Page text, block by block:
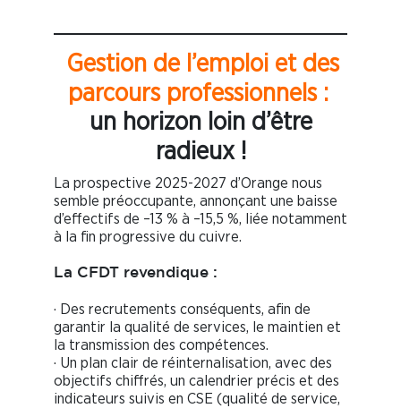
Gestion de l’emploi et des
parcours professionnels :
un horizon loin d’être
radieux !
La prospective 2025-2027 d’Orange nous
semble préoccupante, annonçant une baisse
d’effectifs de –13 % à –15,5 %, liée notamment
à la fin progressive du cuivre.
La CFDT revendique :
· Des recrutements conséquents, afin de
garantir la qualité de services, le maintien et
la transmission des compétences.
· Un plan clair de réinternalisation, avec des
objectifs chiffrés, un calendrier précis et des
indicateurs suivis en CSE (qualité de service,